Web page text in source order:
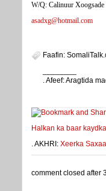
W/Q: Calinuur Xoogsade
asadxg@hotmail.com
Faafin:
. Afeef: Aragtida
Halkan ka baar
. AKHRI: Xeerka
comment closed after